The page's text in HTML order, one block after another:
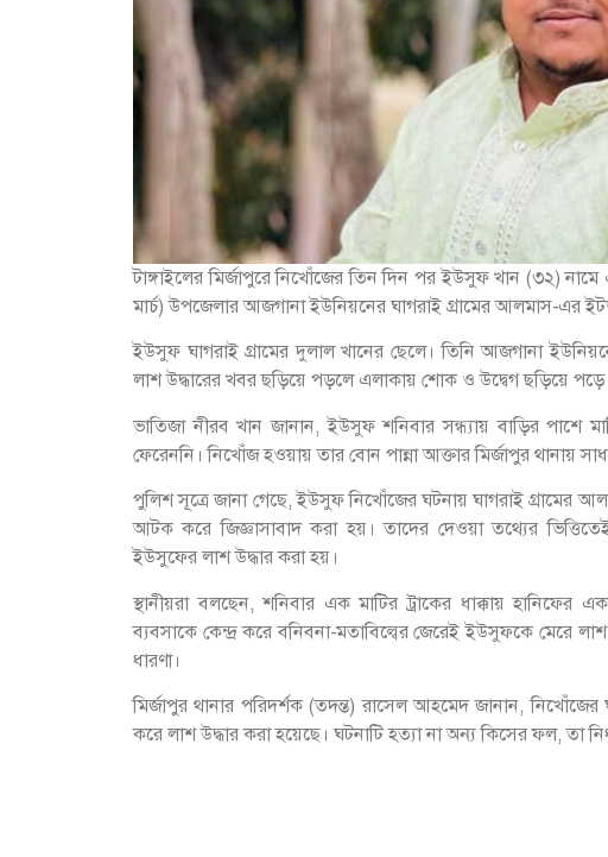
টাঙ্গাইলের মির্জাপুরে নিখোঁজের তিন দিন পর ইউসুফ খান (৩২)
মার্চ) উপজেলার আজগানা ইউনিয়নের ঘাগরাই গ্রামের আলমাস-এর
ইউসুফ ঘাগরাই গ্রামের দুলাল খানের ছেলে। তিনি আজগানা
লাশ উদ্ধারের খবর ছড়িয়ে পড়লে এলাকায় শোক ও উদ্বেগ ছড়িয়ে
ভাতিজা নীরব খান জানান, ইউসুফ শনিবার সন্ধ্যায় বাড়ির
ফেরেননি। নিখোঁজ হওয়ায় তার বোন পান্না আক্তার মির্জাপুর থানায়
পুলিশ সূত্রে জানা গেছে, ইউসুফ নিখোঁজের ঘটনায় ঘাগরাই গ্রামের
আটক করে জিজ্ঞাসাবাদ করা হয়। তাদের দেওয়া তথ্যের
ইউসুফের লাশ উদ্ধার করা হয়।
স্থানীয়রা বলছেন, শনিবার এক মাটির ট্রাকের ধাক্কায় হানিফের
ব্যবসাকে কেন্দ্র করে বনিবনা-মতাবিল্বের জেরেই ইউসুফকে মেরে লাশ
ধারণা।
মির্জাপুর থানার পরিদর্শক (তদন্ত) রাসেল আহমেদ জানান,
করে লাশ উদ্ধার করা হয়েছে। ঘটনাটি হত্যা না অন্য কিসের ফল, তা